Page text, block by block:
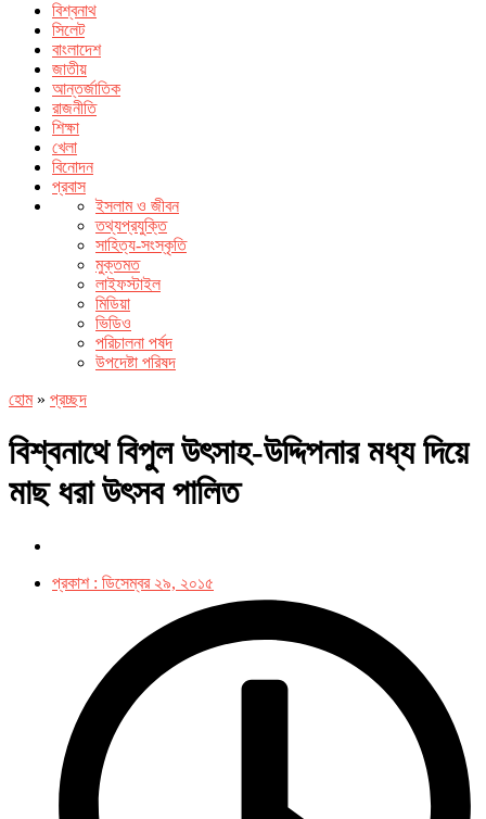
বিশ্বনাথ
সিলেট
বাংলাদেশ
জাতীয়
আন্তর্জাতিক
রাজনীতি
শিক্ষা
খেলা
বিনোদন
প্রবাস
ইসলাম ও জীবন
তথ্যপ্রযুক্তি
সাহিত্য-সংস্কৃতি
মুক্তমত
লাইফস্টাইল
মিডিয়া
ভিডিও
পরিচালনা পর্ষদ
উপদেষ্টা পরিষদ
হোম» প্রচ্ছদ
বিশ্বনাথে বিপুল উৎসাহ-উদ্দিপনার মধ্য দিয়ে
মাছ ধরা উৎসব পালিত
প্রকাশ : ডিসেম্বর ২৯, ২০১৫